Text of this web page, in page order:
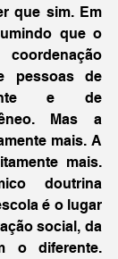
que sim. Em
que o
pessoas de
e de
Mas a
mais. A
mais.
doutrina
é o lugar
social, da
o diferente.